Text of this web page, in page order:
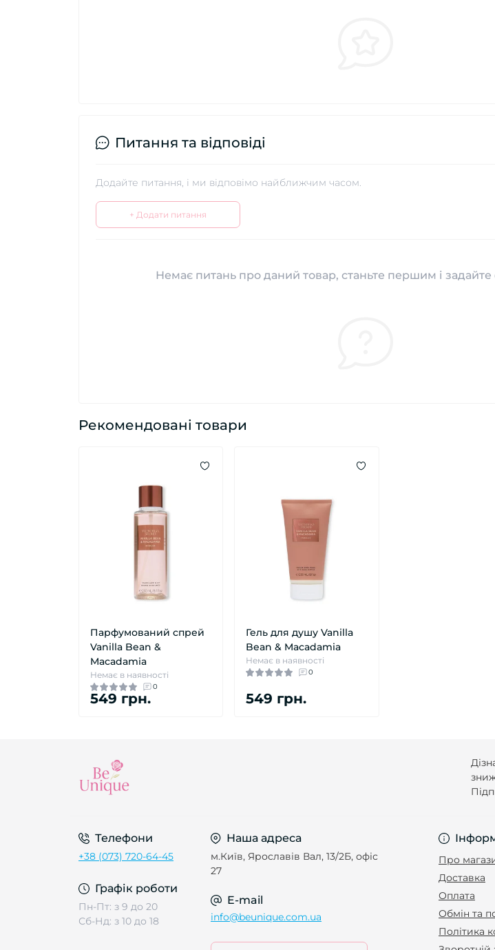
Питання та відповіді
Додайте питання, і ми відповімо найближчим часом.
+ Додати питання
Немає питань про даний товар, станьте першим і задайте
Рекомендовані товари
Парфумований спрей
Vanilla Bean &
Macadamia
Немає в наявності
0
549 грн.
Гель для душу Vanilla
Bean & Macadamia
Немає в наявності
0
549 грн.
Телефони
+38 (073) 720-64-45
Графік роботи
Пн-Пт: з 9 до 20
Сб-Нд: з 10 до 18
Наша адреса
м.Київ, Ярославів Вал, 13/2Б, офіс
27
E-mail
info@beunique.com.ua
Про
Доставка
Оплата
Обмін та
Політика